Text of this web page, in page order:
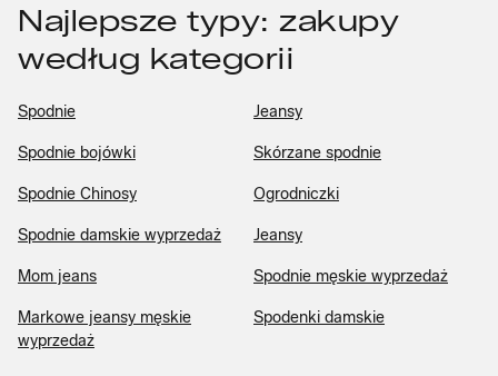
Najlepsze typy: zakupy
według kategorii
Spodnie Jeansy
Spodnie bojówki Skórzane spodnie
Spodnie Chinosy Ogrodniczki
Spodnie damskie wyprzedaż Jeansy
Mom jeans Spodnie męskie wyprzedaż
Markowe jeansy męskie
wyprzedaż
Spodenki damskie